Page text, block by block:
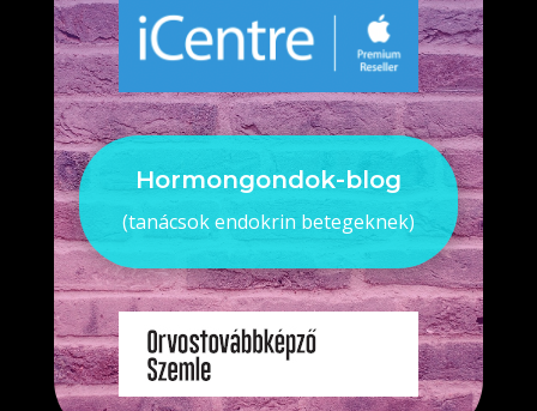
Hormongondok-blog
(tanácsok endokrin betegeknek)